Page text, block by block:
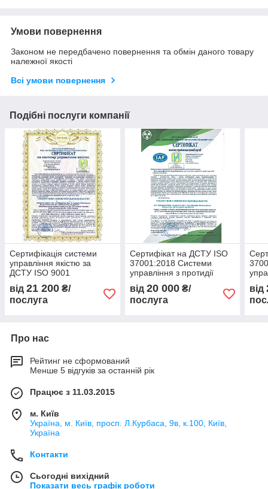
Умови повернення
Законом не передбачено повернення та обмін даного товару
належної якості
Всі умови повернення
Подібні послуги компанії
Сертифікація системи
управління якістю за
ДСТУ ISO 9001
виробництва металевих
конструкцій, БПЛА, РЕБ,
тощо
від 21 200 ₴/
послуга
Сертифікат на ДСТУ ISO
37001:2018 Системи
управління з протидії
корупції. Вимоги та
настанови щодо
застосовування
від 20 000₴/
послуга
від
Про нас
Рейтинг не сформований
Менше 5 відгуків за останній рік
Працює з 11.03.2015
м. Київ
Україна, м. Київ, просп. Л.Курбаса, 9в, к.100, Київ,
Україна
Контакти
Сьогодні вихідний
Показати весь графік роботи